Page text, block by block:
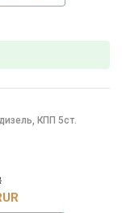
КПП 5ст.